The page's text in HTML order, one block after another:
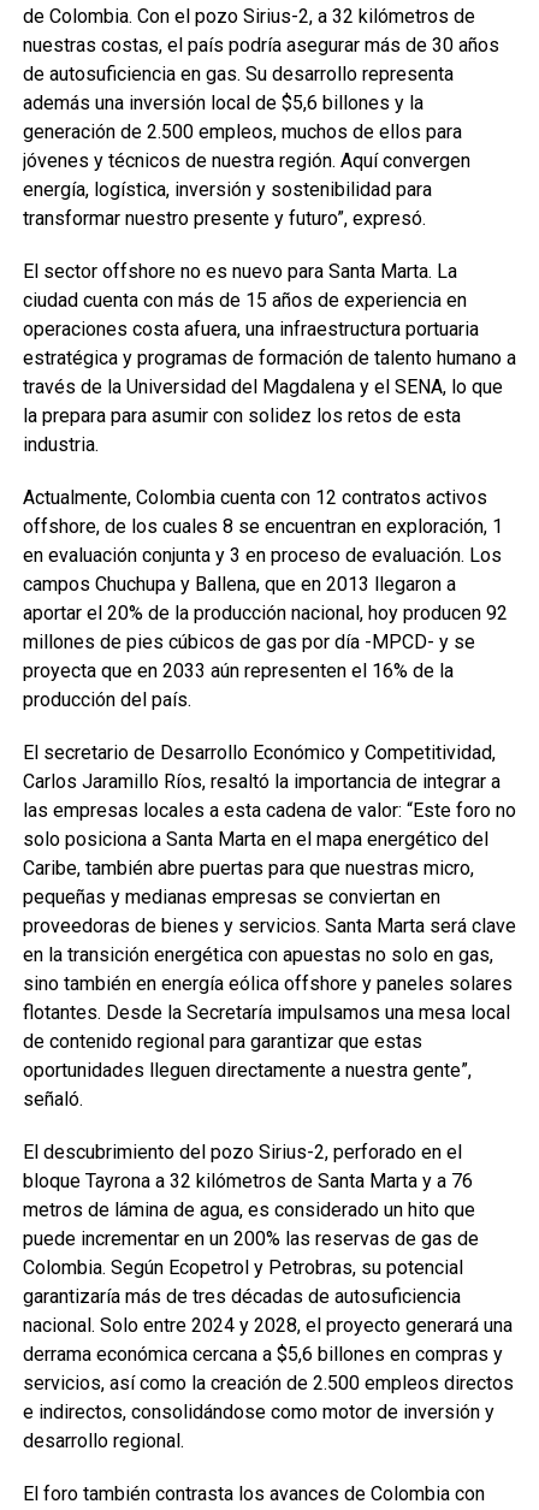
de Colombia. Con el pozo Sirius-2, a 32 kilómetros de
nuestras costas, el país podría asegurar más de 30 años
de autosuficiencia en gas. Su desarrollo representa
además una inversión local de $5,6 billones y la
generación de 2.500 empleos, muchos de ellos para
jóvenes y técnicos de nuestra región. Aquí convergen
energía, logística, inversión y sostenibilidad para
transformar nuestro presente y futuro”, expresó.
El sector offshore no es nuevo para Santa Marta. La
ciudad cuenta con más de 15 años de experiencia en
operaciones costa afuera, una infraestructura portuaria
estratégica y programas de formación de talento humano a
través de la Universidad del Magdalena y el SENA, lo que
la prepara para asumir con solidez los retos de esta
industria.
Actualmente, Colombia cuenta con 12 contratos activos
offshore, de los cuales 8 se encuentran en exploración, 1
en evaluación conjunta y 3 en proceso de evaluación. Los
campos Chuchupa y Ballena, que en 2013 llegaron a
aportar el 20% de la producción nacional, hoy producen 92
millones de pies cúbicos de gas por día -MPCD- y se
proyecta que en 2033 aún representen el 16% de la
producción del país.
El secretario de Desarrollo Económico y Competitividad,
Carlos Jaramillo Ríos, resaltó la importancia de integrar a
las empresas locales a esta cadena de valor: “Este foro no
solo posiciona a Santa Marta en el mapa energético del
Caribe, también abre puertas para que nuestras micro,
pequeñas y medianas empresas se conviertan en
proveedoras de bienes y servicios. Santa Marta será clave
en la transición energética con apuestas no solo en gas,
sino también en energía eólica offshore y paneles solares
flotantes. Desde la Secretaría impulsamos una mesa local
de contenido regional para garantizar que estas
oportunidades lleguen directamente a nuestra gente”,
señaló.
El descubrimiento del pozo Sirius-2, perforado en el
bloque Tayrona a 32 kilómetros de Santa Marta y a 76
metros de lámina de agua, es considerado un hito que
puede incrementar en un 200% las reservas de gas de
Colombia. Según Ecopetrol y Petrobras, su potencial
garantizaría más de tres décadas de autosuficiencia
nacional. Solo entre 2024 y 2028, el proyecto generará una
derrama económica cercana a $5,6 billones en compras y
servicios, así como la creación de 2.500 empleos directos
e indirectos, consolidándose como motor de inversión y
desarrollo regional.
El foro también contrasta los avances de Colombia con